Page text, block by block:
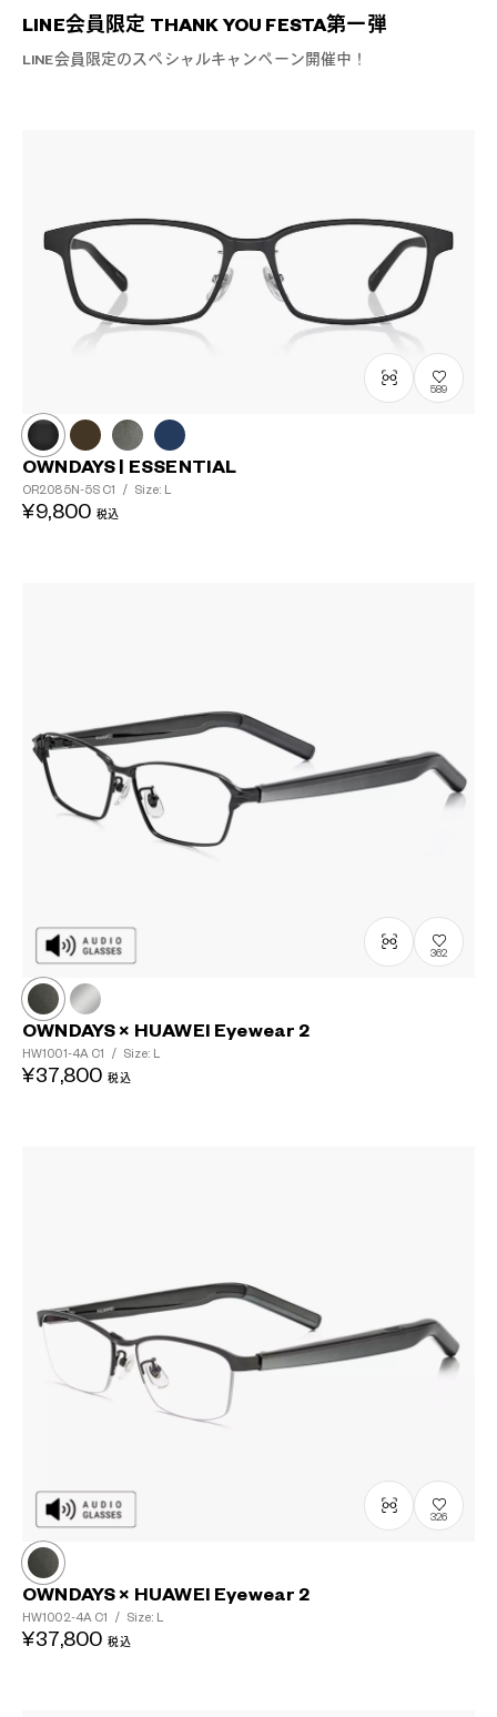
LINE会員限定 THANK YOU FESTA第一弾
LINE会員限定のスペシャルキャンペーン開催中！
589
OWNDAYS | ESSENTIAL
OR2085N-5S C1 / Size: L
¥9,800 税込
362
OWNDAYS × HUAWEI Eyewear 2
HW1001-4A C1 / Size: L
¥37,800 税込
326
OWNDAYS × HUAWEI Eyewear 2
HW1002-4A C1 / Size: L
¥37,800 税込